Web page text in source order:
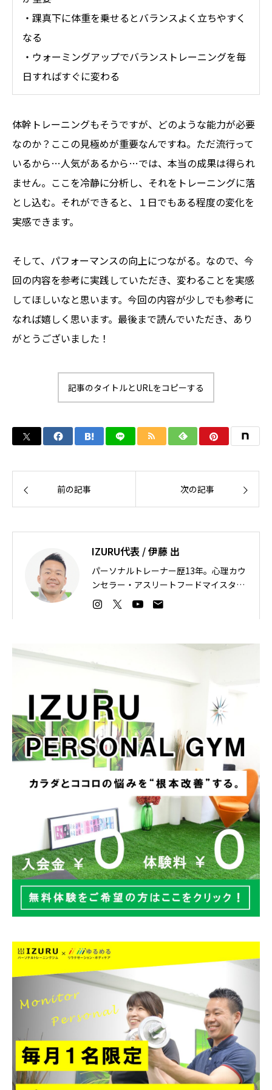
・踝真下に体重を乗せるとバランスよく立ちやすく
なる
・ウォーミングアップでバランストレーニングを毎
日すればすぐに変わる
体幹トレーニングもそうですが、どのような能力が必要
なのか？ここの見極めが重要なんですね。ただ流行って
いるから…人気があるから…では、本当の成果は得られ
ません。ここを冷静に分析し、それをトレーニングに落
とし込む。それができると、１日でもある程度の変化を
実感できます。
そして、パフォーマンスの向上につながる。なので、今
回の内容を参考に実践していただき、変わることを実感
してほしいなと思います。今回の内容が少しでも参考に
なれば嬉しく思います。最後まで読んでいただき、あり
がとうございました！
記事のタイトルとURLをコピーする
前の記事 次の記事
IZURU代表 / 伊藤 出
パーソナルトレーナー歴13年。心理カウ
ンセラー・アスリートフードマイスタ
ー。カラダとココロの悩みを“根本改
善”する。3ヶ月-11.3cm脚やせ、9ヶ
ロ野球選手・モデルなどの指導経歴。

LINEでお申込み

メール＆電話でお申込み

毎月1名限定モニター募集